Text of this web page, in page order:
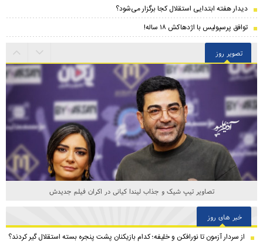
دیدار هفته ابتدایی استقلال کجا برگزار می‌شود؟
توافق پرسپولیس با اژدهاکش ۱۸ ساله!
تصویر روز
تصاویر تیپ شیک و جذاب لیندا کیانی در اکران فیلم جدیدش
خبر های روز
از سردار آزمون تا نورافکن و خلیفه؛ کدام بازیکنان پشت پنجره بسته استقلال گیر کردند؟